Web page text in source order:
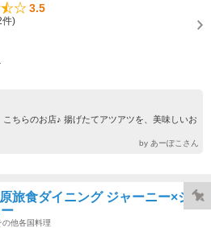
3.5
件)
ちらのお店♪ 揚げたてアツアツを、美味しいお
by あーぽこさん
旅食ダイニング ジャーニー×ジ
の他各国料理